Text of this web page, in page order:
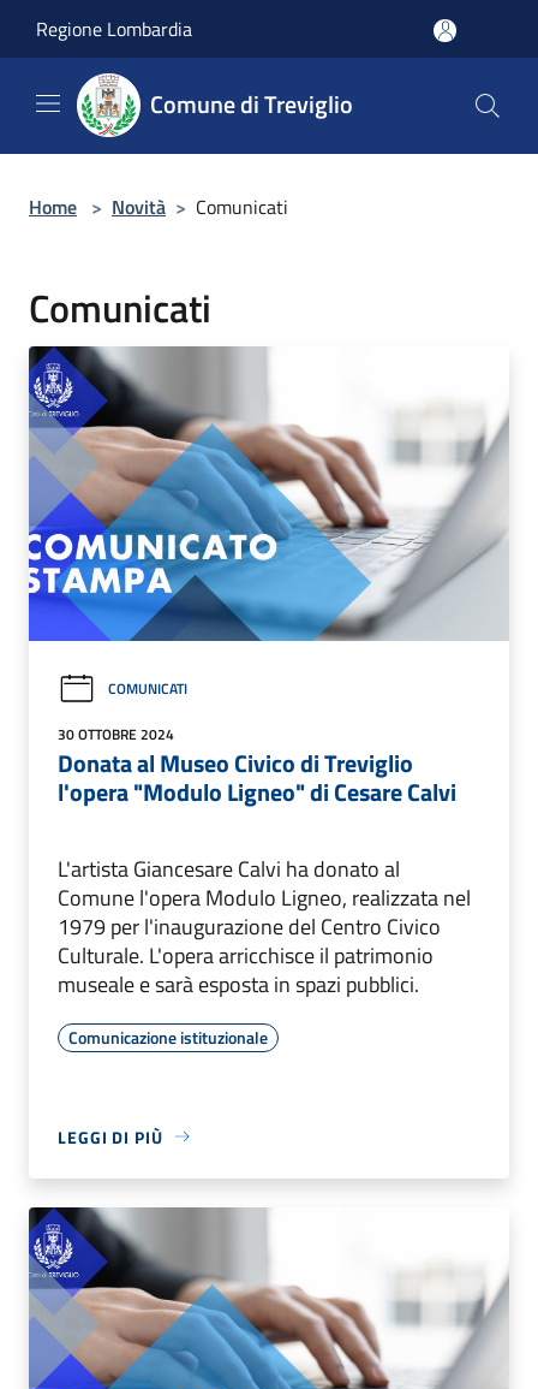
Regione Lombardia
Comune di Treviglio
Home > Novità > Comunicati
Comunicati
COMUNICATI
30 OTTOBRE 2024
Donata al Museo Civico di Treviglio
l'opera "Modulo Ligneo" di Cesare Calvi
L'artista Giancesare Calvi ha donato al
Comune l'opera Modulo Ligneo, realizzata nel
1979 per l'inaugurazione del Centro Civico
Culturale. L'opera arricchisce il patrimonio
museale e sarà esposta in spazi pubblici.
Comunicazione istituzionale
LEGGI DI PIÙ